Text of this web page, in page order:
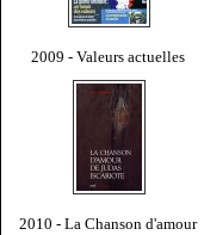
2009 - Valeurs actuelles
2010 - La Chanson d'amour